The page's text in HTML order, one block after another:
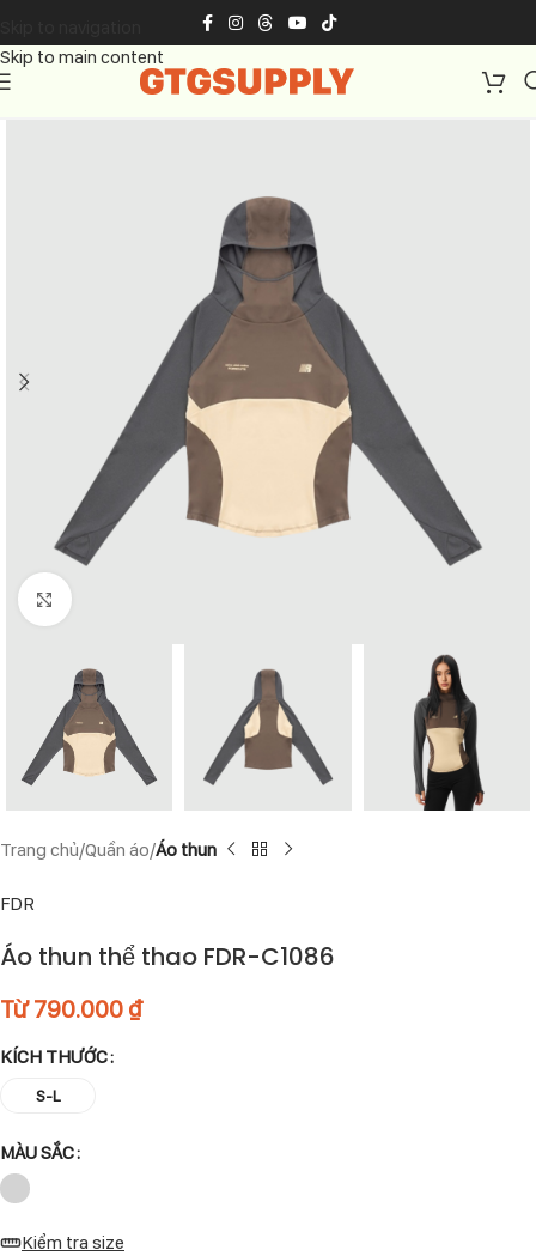
Skip to main content
Click to enlarge
Trang chủ Quần áo Áo thun
FDR
Áo thun thể thao FDR-C1086
Từ790.000 ₫
KÍCH THƯỚC
S-L
MÀU SẮC
Kiểm tra size